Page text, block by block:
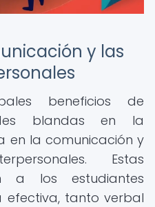
y las
beneficios de
blandas en la
en la comunicación y
Estas
a los estudiantes
efectiva, tanto verbal